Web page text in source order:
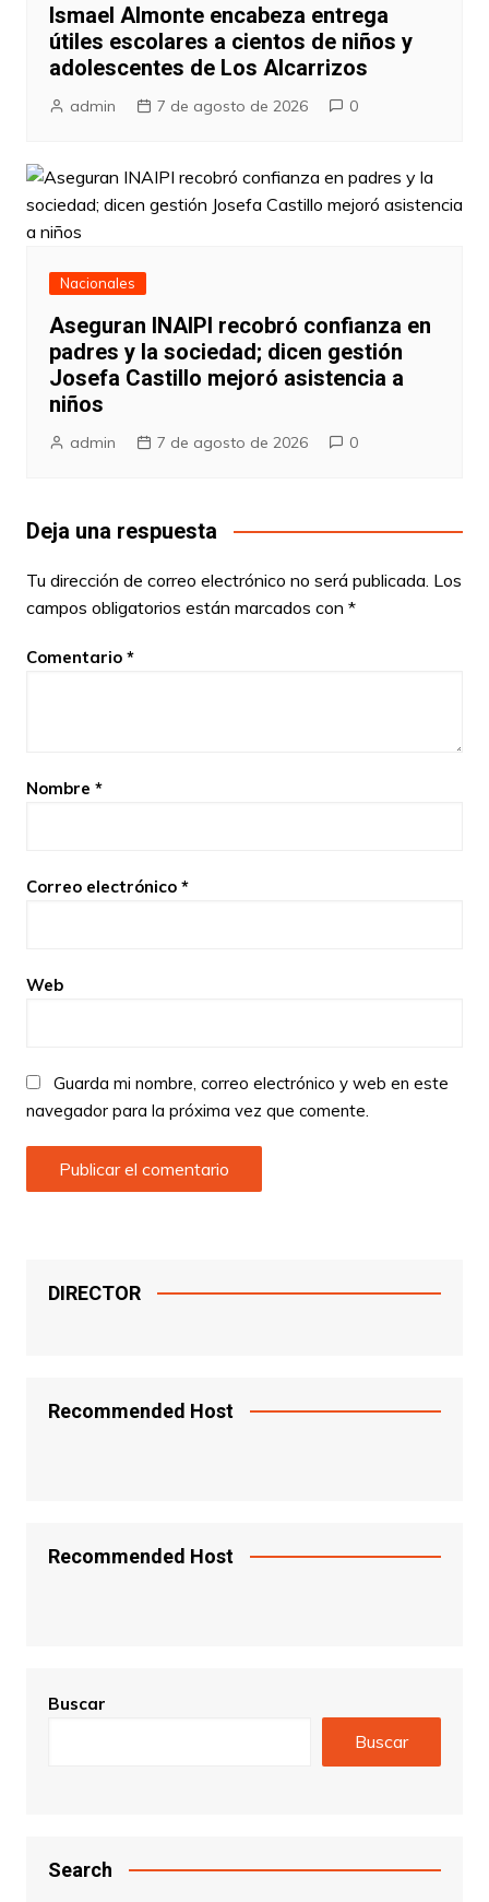
Ismael Almonte encabeza entrega
útiles escolares a cientos de niños y
adolescentes de Los Alcarrizos
admin 7 de agosto de 2026 0
Nacionales
Aseguran INAIPI recobró confianza en
padres y la sociedad; dicen gestión
Josefa Castillo mejoró asistencia a
niños
admin 7 de agosto de 2026 0
Deja una respuesta
Tu dirección de correo electrónico no será publicada. Los
campos obligatorios están marcados con *
Comentario *
Nombre *
Correo electrónico *
Web
Guarda mi nombre, correo electrónico y web en este
navegador para la próxima vez que comente.
DIRECTOR
Recommended Host
Recommended Host
Buscar
Buscar
Search